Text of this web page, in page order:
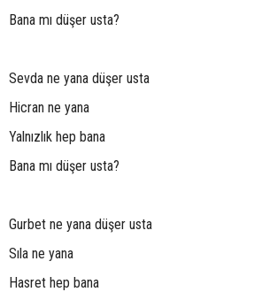
Bana mı düşer usta?
Sevda ne yana düşer usta
Hicran ne yana
Yalnızlık hep bana
Bana mı düşer usta?
Gurbet ne yana düşer usta
Sıla ne yana
Hasret hep bana